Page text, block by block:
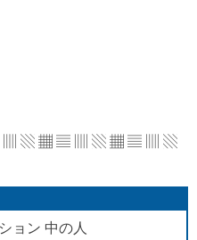
▧ ▦ ▤ ▥ ▧ ▦ ▤ ▥ ▧
ョン 中の人